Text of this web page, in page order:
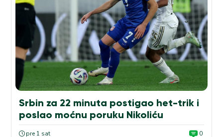
Srbin za 22 minuta postigao het-trik i
poslao moćnu poruku Nikoliću
pre 1 sat 0